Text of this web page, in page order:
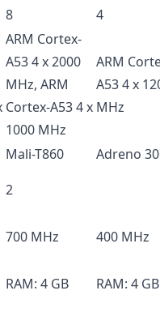
8 4
ARM Cortex-
A53 4 x 2000
MHz, ARM
Cortex-A53 4 x
1000 MHz
ARM
A53 4 x
MHz
Mali-T860
Adreno
2
700 MHz
400 MHz
RAM: 4 GB
RAM: 4 GB